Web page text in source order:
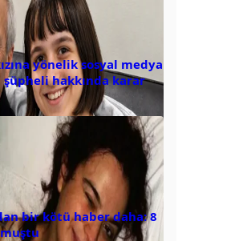
yönelik sosyal medya
şüpheli hakkında karar
bir kötü haber daha: 8